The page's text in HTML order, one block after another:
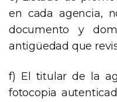
en cada agencia,
documento y
antigüedad que
f) El titular de la
fotocopia